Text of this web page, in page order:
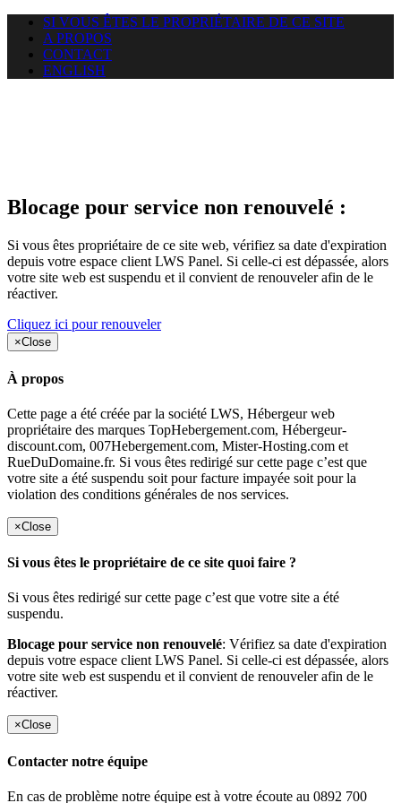
SI VOUS ÊTES LE PROPRIÉTAIRE DE CE SITE
A PROPOS
CONTACT
ENGLISH
Blocage pour service non renouvelé :
Si vous êtes propriétaire de ce site web, vérifiez sa date d'expiration
depuis votre espace client LWS Panel. Si celle-ci est dépassée, alors
votre site web est suspendu et il convient de renouveler afin de le
réactiver.
Cliquez ici pour renouveler
×Close
À propos
Cette page a été créée par la société LWS, Hébergeur web
propriétaire des marques TopHebergement.com, Hébergeur-
discount.com, 007Hebergement.com, Mister-Hosting.com et
RueDuDomaine.fr. Si vous êtes redirigé sur cette page c’est que
votre site a été suspendu soit pour facture impayée soit pour la
violation des conditions générales de nos services.
×Close
Si vous êtes le propriétaire de ce site quoi faire ?
Si vous êtes redirigé sur cette page c’est que votre site a été
suspendu.
Blocage pour service non renouvelé: Vérifiez sa date d'expiration
depuis votre espace client LWS Panel. Si celle-ci est dépassée, alors
votre site web est suspendu et il convient de renouveler afin de le
réactiver.
×Close
Contacter notre équipe
En cas de problème notre équipe est à votre écoute au 0892 700